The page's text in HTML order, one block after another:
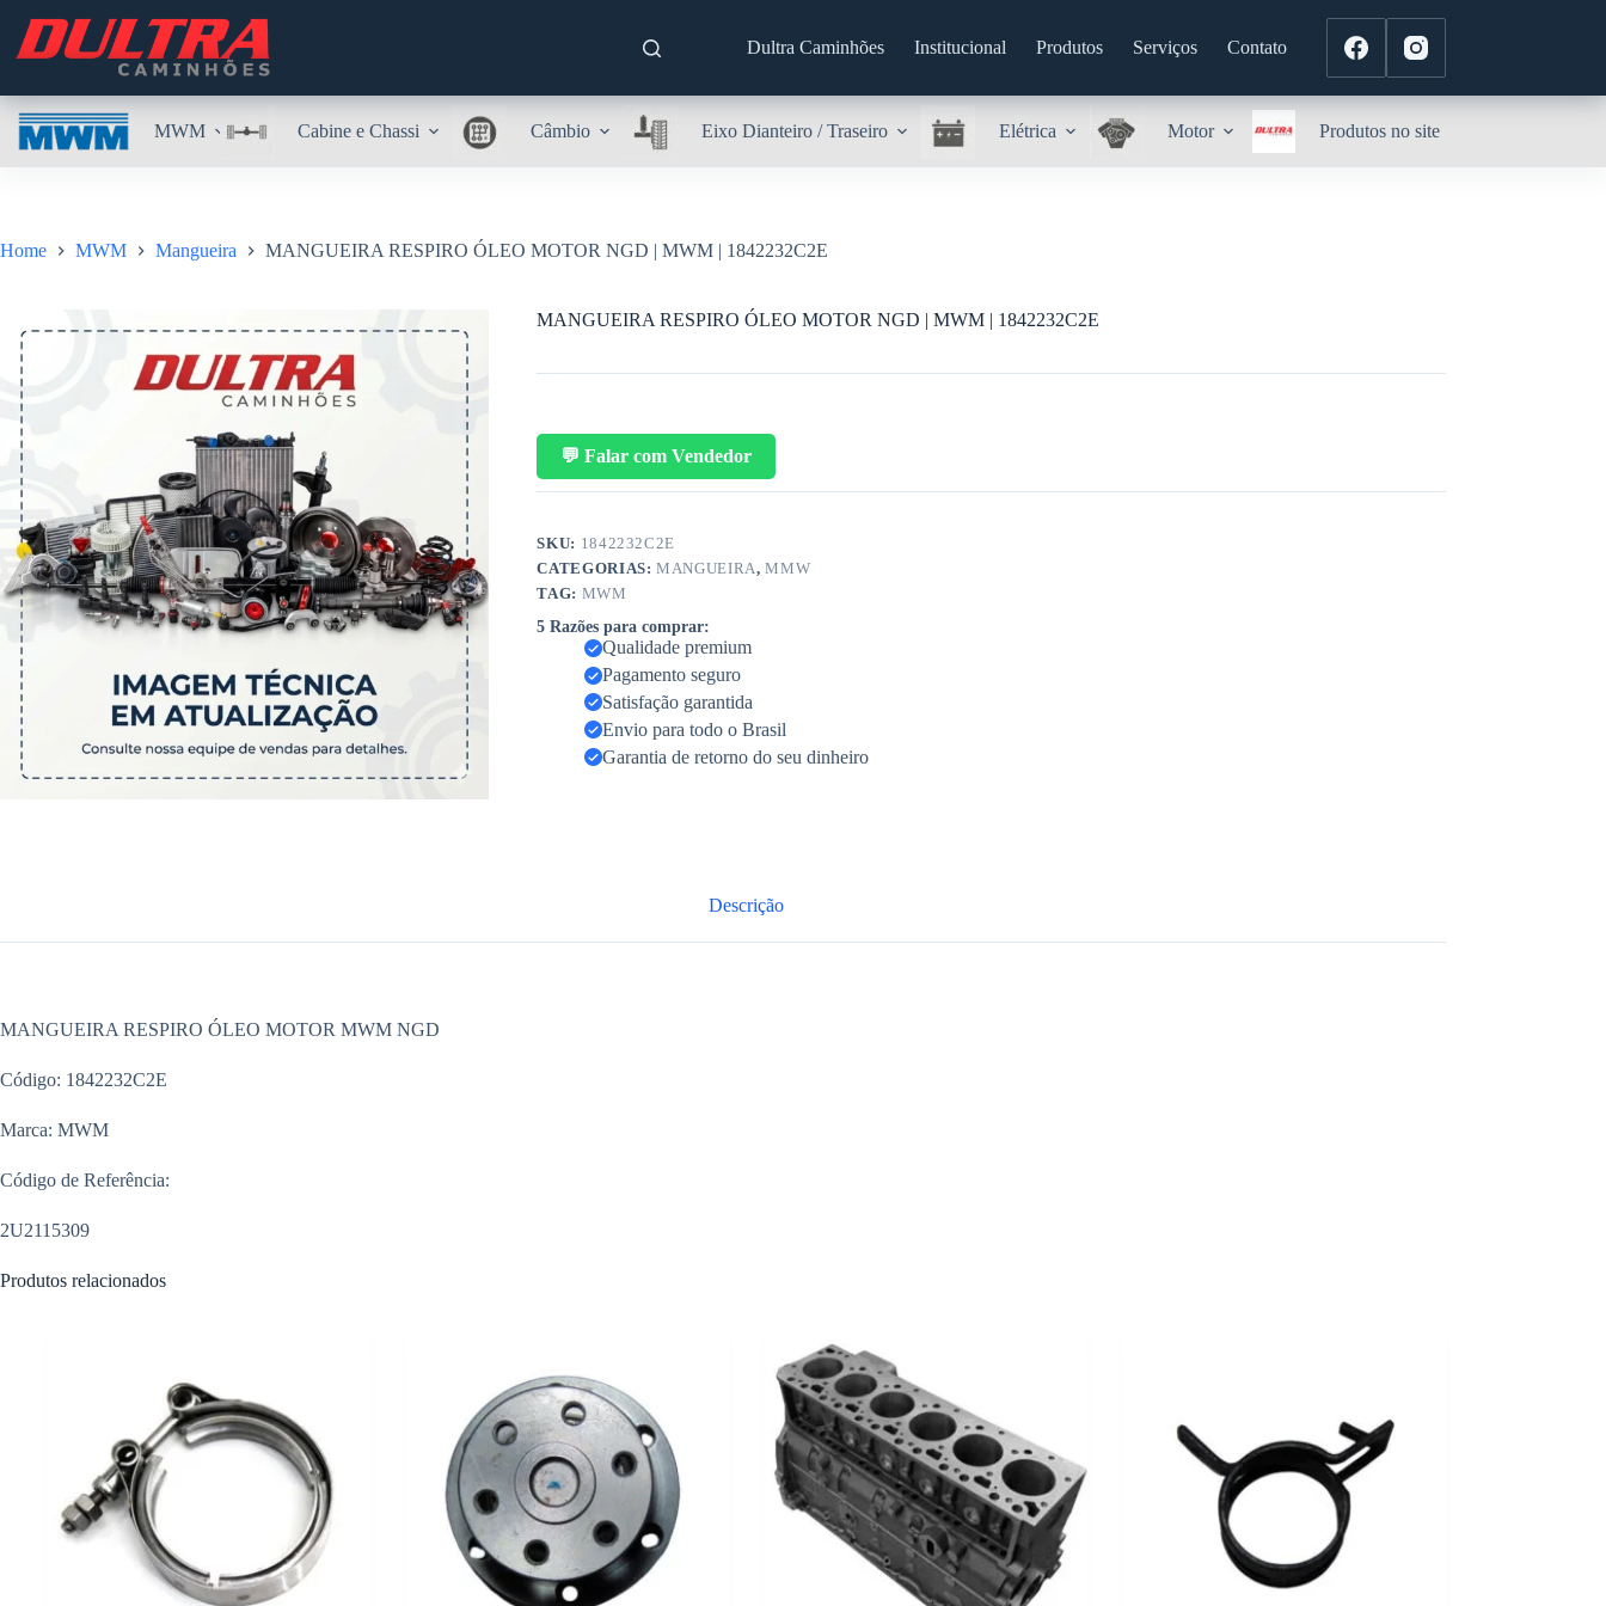
para
Dultra Caminhões Institucional Produtos Serviços Contato
MWM Cabine e Chassi Câmbio Eixo Dianteiro / Traseiro Elétrica Motor Produtos no site
Home MWM Mangueira MANGUEIRA RESPIRO ÓLEO MOTOR NGD | MWM | 1842232C2E
MANGUEIRA RESPIRO ÓLEO MOTOR NGD | MWM | 1842232C2E
💬 Falar com Vendedor
SKU: 1842232C2E
CATEGORIAS:MANGUEIRA,MMW
TAG: MWM
5 Razões para comprar:
Qualidade premium
Pagamento seguro
Satisfação garantida
Envio para todo o Brasil
Garantia de retorno do seu dinheiro
Descrição
MANGUEIRA RESPIRO ÓLEO MOTOR MWM NGD
Código: 1842232C2E
Marca: MWM
Código de Referência:
2U2115309
Produtos relacionados